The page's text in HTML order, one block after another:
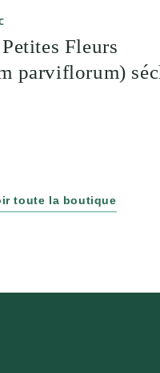
Fleurs
parviflorum)
toute la boutique